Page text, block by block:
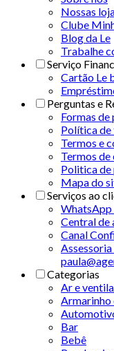
Nossas
Clube
Blog da Le
Trabalhe
Serviço
Cartão Le
Perguntas e
Formas
Política de
Termos e
Termos
Politica
Mapa do
Serviços ao
WhatsApp
Central de
Canal
Categorias
Ar e
Armarinho
Bar
Bebê